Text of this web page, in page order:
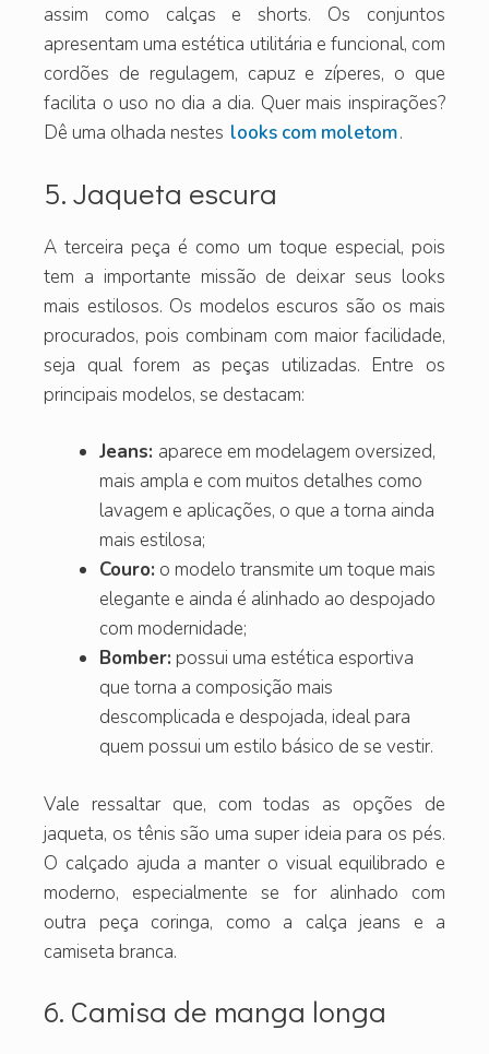
assim como calças e shorts. Os conjuntos
apresentam uma estética utilitária e funcional, com
cordões de regulagem, capuz e zíperes, o que
facilita o uso no dia a dia. Quer mais inspirações?
Dê uma olhada nestes looks com moletom.
5. Jaqueta escura
A terceira peça é como um toque especial, pois
tem a importante missão de deixar seus looks
mais estilosos. Os modelos escuros são os mais
procurados, pois combinam com maior facilidade,
seja qual forem as peças utilizadas. Entre os
principais modelos, se destacam:
Jeans: aparece em modelagem oversized,
mais ampla e com muitos detalhes como
lavagem e aplicações, o que a torna ainda
mais estilosa;
Couro: o modelo transmite um toque mais
elegante e ainda é alinhado ao despojado
com modernidade;
Bomber: possui uma estética esportiva
que torna a composição mais
descomplicada e despojada, ideal para
quem possui um estilo básico de se vestir.
Vale ressaltar que, com todas as opções de
jaqueta, os tênis são uma super ideia para os pés.
O calçado ajuda a manter o visual equilibrado e
moderno, especialmente se for alinhado com
outra peça coringa, como a calça jeans e a
camiseta branca.
6. Camisa de manga longa